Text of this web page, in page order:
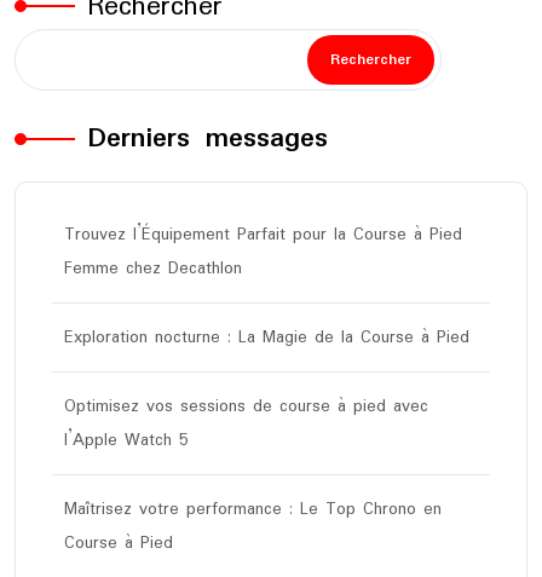
Rechercher
Derniers messages
Trouvez l’Équipement Parfait pour la Course à Pied
Femme chez Decathlon
Exploration nocturne : La Magie de la Course à Pied
Optimisez vos sessions de course à pied avec
l’Apple Watch 5
Maîtrisez votre performance : Le Top Chrono en
Course à Pied